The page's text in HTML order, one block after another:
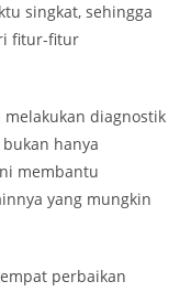
singkat, sehingga
fitur-fitur
melakukan diagnostik
hanya
membantu
yang mungkin
perbaikan